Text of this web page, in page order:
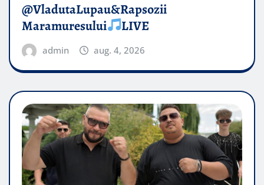
@VladutaLupau&Rapsozii
Maramuresului
LIVE
admin aug. 4, 2026